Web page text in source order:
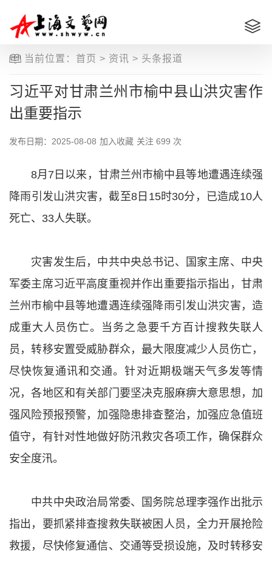
当前位置： 首页 > 资讯 > 头条报道
习近平对甘肃兰州市榆中县山洪灾害作
出重要指示
发布日期：2025-08-08 加入收藏 关注 699 次
8月7日以来，甘肃兰州市榆中县等地遭遇连续强
降雨引发山洪灾害，截至8日15时30分，已造成10人
死亡、33人失联。
灾害发生后，中共中央总书记、国家主席、中央
军委主席习近平高度重视并作出重要指示指出，甘肃
兰州市榆中县等地遭遇连续强降雨引发山洪灾害，造
成重大人员伤亡。当务之急要千方百计搜救失联人
员，转移安置受威胁群众，最大限度减少人员伤亡，
尽快恢复通讯和交通。针对近期极端天气多发等情
况，各地区和有关部门要坚决克服麻痹大意思想，加
强风险预报预警，加强隐患排查整治，加强应急值班
值守，有针对性地做好防汛救灾各项工作，确保群众
安全度汛。
中共中央政治局常委、国务院总理李强作出批示
指出，要抓紧排查搜救失联被困人员，全力开展抢险
救援，尽快修复通信、交通等受损设施，及时转移安